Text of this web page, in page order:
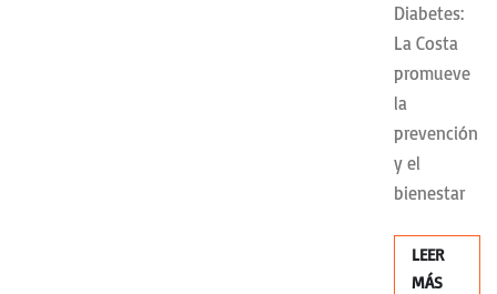
Diabetes:
La Costa
promueve
la
prevención
y el
bienestar
LEER
MÁS